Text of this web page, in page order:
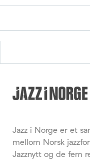
Jazz i Norge er et
mellom Norsk
Jazznytt og de fem